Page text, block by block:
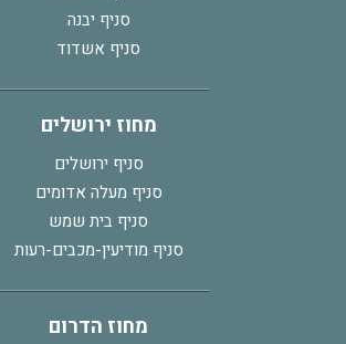
סניף יבנה
סניף אשדוד
מחוז ירושלים
סניף ירושלים
סניף מעלה אדומים
סניף בית שמש
סניף מודיעין-מכבים-רעות
מחוז הדרום